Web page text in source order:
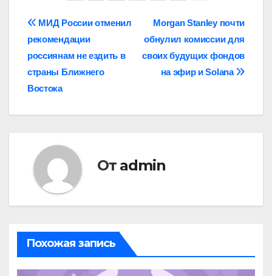
Навигация
по
записям
Morgan Stanley почти
обнулил комиссии для
своих будущих фондов
на эфир и Solana
МИД России отменил
рекомендации
россиянам не ездить в
страны Ближнего
Востока
От admin
Похожая запись